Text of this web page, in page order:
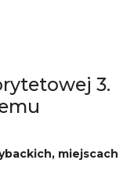
3.
miejscach